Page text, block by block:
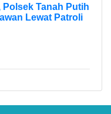
Polsek Tanah Putih
Lewat Patroli